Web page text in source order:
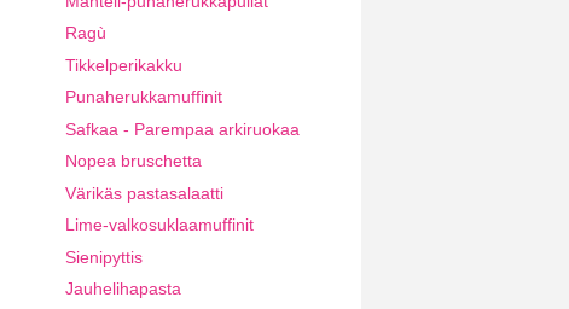
Ragù
Tikkelperikakku
Punaherukkamuffinit
Safkaa - Parempaa arkiruokaa
Nopea bruschetta
Värikäs pastasalaatti
Lime-valkosuklaamuffinit
Sienipyttis
Jauhelihapasta